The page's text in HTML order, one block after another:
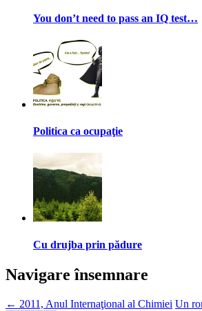
You don’t need to pass an IQ test…
Politica ca ocupaţie
Cu drujba prin pădure
Navigare însemnare
← 2011, Anul Internaţional al Chimiei Un